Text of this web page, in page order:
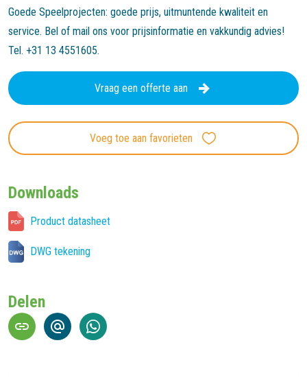
Goede Speelprojecten: goede prijs, uitmuntende kwaliteit en
service. Bel of mail ons voor prijsinformatie en vakkundig advies!
Tel. +31 13 4551605.
Vraag een offerte aan
Voeg toe aan favorieten
Downloads
Product datasheet
DWG tekening
Delen